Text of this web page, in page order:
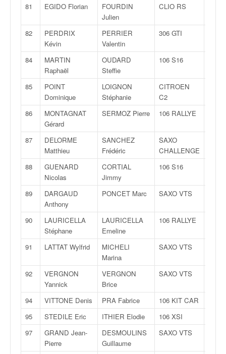
81 EGIDO Florian
FOURDIN
Julien
CLIO RS
82
PERDRIX
Kévin
PERRIER
Valentin
306 GTI
84
MARTIN
Raphaël
OUDARD
Steffie
106 S16
85
POINT
Dominique
LOIGNON
Stéphanie
CITROEN
C2
86
MONTAGNAT
Gérard
SERMOZ Pierre 106 RALLYE
87
DELORME
Matthieu
SANCHEZ
Frédéric
SAXO
CHALLENGE
88
GUENARD
Nicolas
CORTIAL
Jimmy
106 S16
89
DARGAUD
Anthony
PONCET Marc SAXO VTS
90
LAURICELLA
Stéphane
LAURICELLA
Emeline
106 RALLYE
91 LATTAT Wylfrid
MICHELI
Marina
SAXO VTS
92
VERGNON
Yannick
VERGNON
Brice
SAXO VTS
94 VITTONE Denis PRA Fabrice 106 KIT CAR
95
STEDILE Eric ITHIER Elodie 106 XSI
97
GRAND Jean-
Pierre
DESMOULINS
Guillaume
SAXO VTS